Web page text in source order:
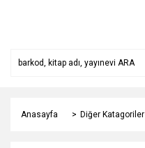
Anasayfa Diğer Katagoriler